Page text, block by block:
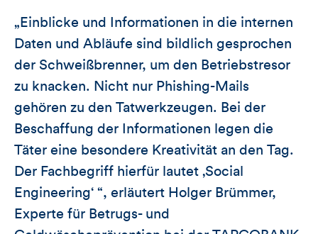
„Einblicke und Informationen in die internen
Daten und Abläufe sind bildlich gesprochen
der Schweißbrenner, um den Betriebstresor
zu knacken. Nicht nur Phishing-Mails
gehören zu den Tatwerkzeugen. Bei der
Beschaffung der Informationen legen die
Täter eine besondere Kreativität an den Tag.
Der Fachbegriff hierfür lautet ‚Social
Engineering‘ “, erläutert Holger Brümmer,
Experte für Betrugs- und